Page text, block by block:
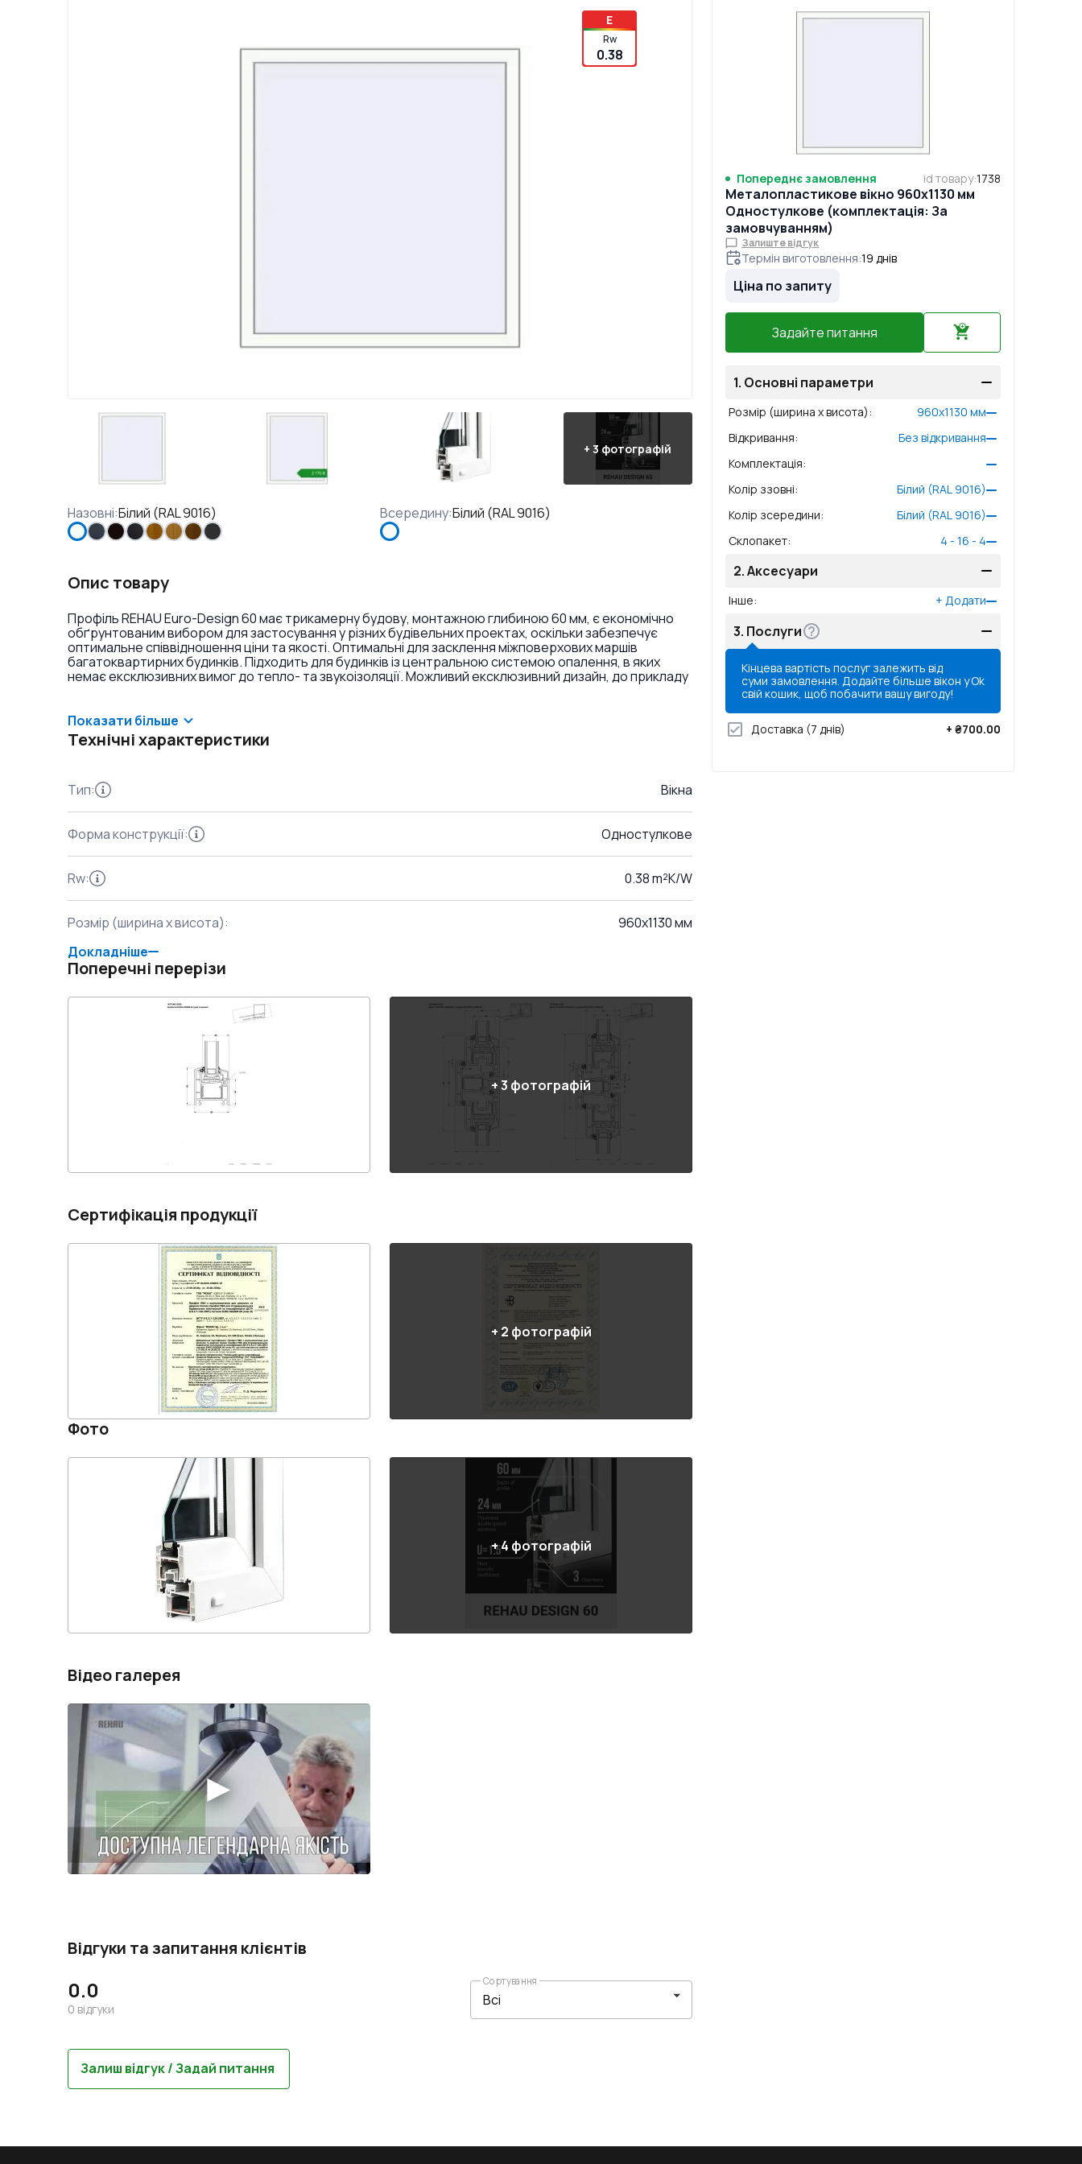
E
Rw
0.38
+3 фотографій
Назовні:Білий (RAL 9016) Всередину:Білий (RAL 9016)
Опис товару
Профіль REHAU Euro-Design 60 має трикамерну будову, монтажною глибиною 60 мм, є економічно
обґрунтованим вибором для застосування у різних будівельних проектах, оскільки забезпечує
оптимальне співвідношення ціни та якості. Оптимальні для засклення міжповерхових маршів
багатоквартирних будинків. Підходить для будинків із центральною системою опалення, в яких
немає ексклюзивних вимог до тепло- та звукоізоляції. Можливий ексклюзивний дизайн, до прикладу
Показати більше
Технічні характеристики
Тип: Вікна
Форма конструкції: Одностулкове
Rw: 0.38 m²K/W
Розмір (ширина x висота):
960x1130 мм
Докладніше
Поперечні перерізи
+3 фотографій
Сертифікація продукції
+2 фотографій
Фото
+4 фотографій
Відео галерея
Відгуки та запитання клієнтів
0.0
0 відгуки
Сортування
Залиш відгук / Задай питання
Попереднє замовлення id товару:1738
Металопластикове вікно 960x1130 мм
Одностулкове (комплектація: За
замовчуванням)
Залиште відгук
Термін виготовлення:19 днів
Ціна по запиту
Задайте питання
1. Основні параметри
Розмір (ширина x висота): 960x1130 мм
Відкривання:
Без відкривання
Комплектація:
Колір ззовні:
Білий (RAL 9016)
Колір зсередини:
Білий (RAL 9016)
Склопакет: 4 - 16 - 4
2.Аксесуари
Інше: + Додати
3. Послуги
Кінцева вартість послуг залежить від
суми замовлення. Додайте більше вікон у
свій кошик, щоб побачити вашу вигоду!
Ok
Доставка (7 днів) + ₴700.00